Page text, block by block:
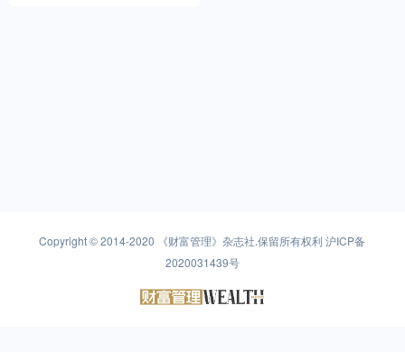
Copyright © 2014-2020 《财富管理》杂志社.保留所有权利沪ICP备
2020031439号